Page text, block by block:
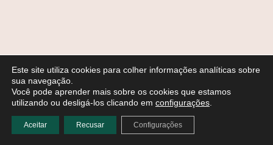
Este site utiliza cookies para colher informações analíticas sobre
sua navegação.
Você pode aprender mais sobre os cookies que estamos
utilizando ou desligá-los clicando em configurações
Aceitar Recusar Configurações